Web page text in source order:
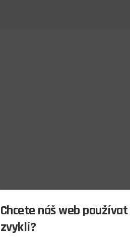
Chcete náš web
zvyklí?